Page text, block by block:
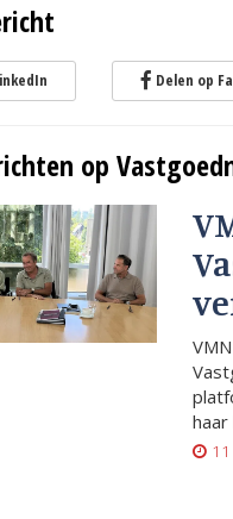
Delen op
op
haar